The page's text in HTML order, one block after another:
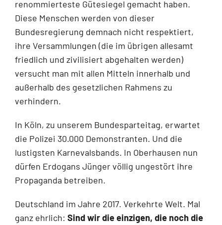
renommierteste Gütesiegel gemacht haben.
Diese Menschen werden von dieser
Bundesregierung demnach nicht respektiert,
ihre Versammlungen (die im übrigen allesamt
friedlich und zivilisiert abgehalten werden)
versucht man mit allen Mitteln innerhalb und
außerhalb des gesetzlichen Rahmens zu
verhindern.
In Köln, zu unserem Bundesparteitag, erwartet
die Polizei 30.000 Demonstranten. Und die
lustigsten Karnevalsbands. In Oberhausen nun
dürfen Erdogans Jünger völlig ungestört ihre
Propaganda betreiben.
Deutschland im Jahre 2017. Verkehrte Welt. Mal
ganz ehrlich: Sind wir die einzigen, die noch die